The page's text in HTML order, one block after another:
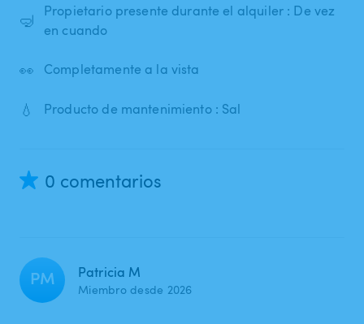
🤿
Propietario presente durante el alquiler : De vez
en cuando
👀 Completamente a la vista
💧 Producto de mantenimiento : Sal
0 comentarios
PM Patricia M
Miembro desde 2026